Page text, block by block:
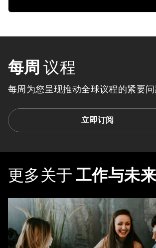
每周 议程
每周为您呈现推动全球议程的紧要问
立即订阅
更多关于 工作与未